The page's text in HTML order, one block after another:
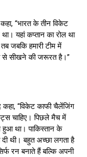
“भारत के तीन विकेट
यहां कप्तान का रोल था
जबकि हमारी टीम में
से सीखने की जरूरत है।”
“विकेट काफी चैलेंजिंग
चाहिए। पिछले मैच में
हुआ था। पाकिस्तान के
थी। बहुत अच्छा लगता है
रन बनाते हैं बल्कि अपनी